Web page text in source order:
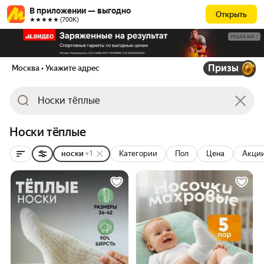
В приложении — выгодно
★★★★★ (700К)
Открыть
РЕКЛАМА
Москва • Укажите адрес Призы
Носки тёплые
носки +1 Категории Пол Цена